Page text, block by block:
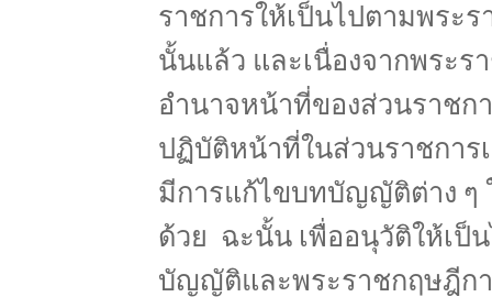
ราชการให้เป็นไปตามพระ
นั้นแล้ว และเนื่องจากพระ
อำนาจหน้าที่ของส่วนราชก
ปฏิบัติหน้าที่ในส่วนราชการ
มีการแก้ไขบทบัญญัติต่าง ๆ
ด้วย ฉะนั้น เพื่ออนุวัติให้เป็
บัญญัติและพระราชกฤษฎีก